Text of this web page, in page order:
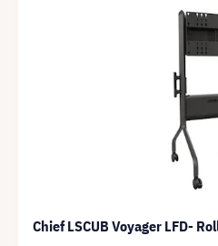
Chief LSCUB Voyager LFD-